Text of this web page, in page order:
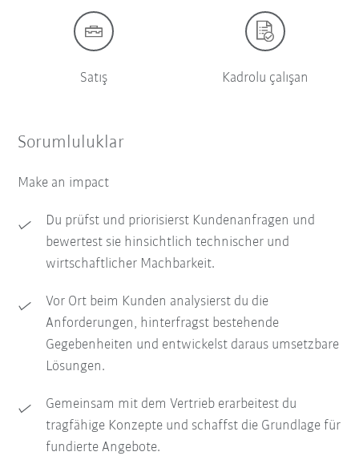
Satış Kadrolu çalışan
Sorumluluklar
Make an impact
Du prüfst und priorisierst Kundenanfragen und
bewertest sie hinsichtlich technischer und
wirtschaftlicher Machbarkeit.
Vor Ort beim Kunden analysierst du die
Anforderungen, hinterfragst bestehende
Gegebenheiten und entwickelst daraus umsetzbare
Lösungen.
Gemeinsam mit dem Vertrieb erarbeitest du
tragfähige Konzepte und schaffst die Grundlage für
fundierte Angebote.